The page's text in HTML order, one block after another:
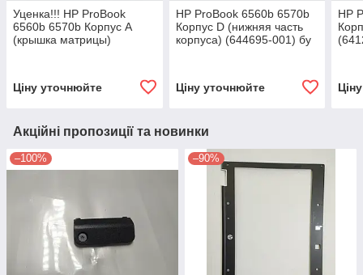
Уценка!!! HP ProBook
6560b 6570b Корпус A
(крышка матрицы)
Ціну уточнюйте
HP ProBook 6560b 6570b
Корпус D (нижняя часть
корпуса) (644695-001) бу
Ціну уточнюйте
HP
Акційні пропозиції та новинки
–100% –90%